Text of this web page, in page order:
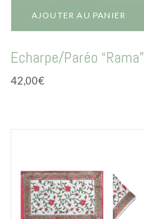
AJOUTER AU PANIER
Echarpe/Paréo “Rama”
42,00€